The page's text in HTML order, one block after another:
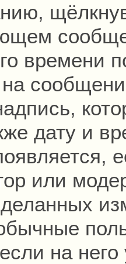
времени
дату и
или
на него